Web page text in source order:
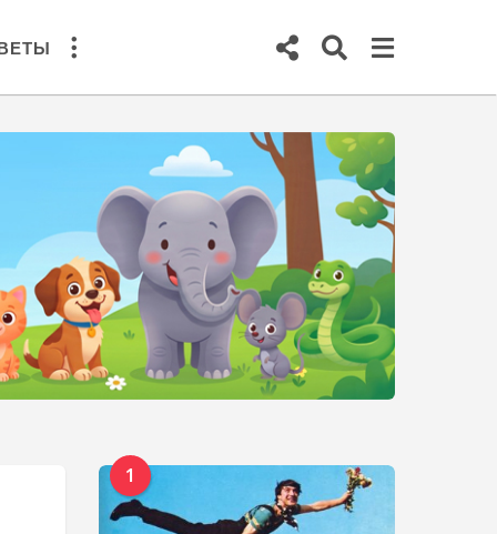
1